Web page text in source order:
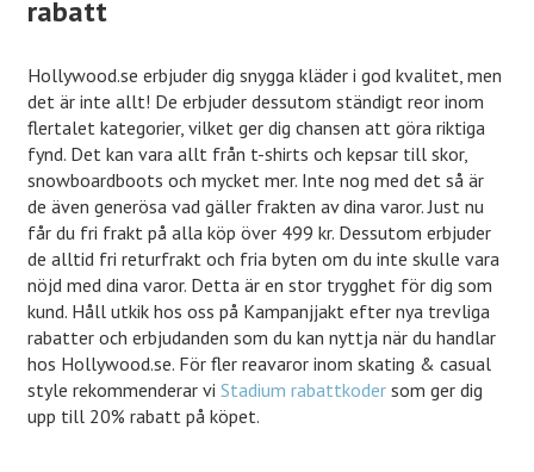
rabatt
Hollywood.se erbjuder dig snygga kläder i god kvalitet, men
det är inte allt! De erbjuder dessutom ständigt reor inom
flertalet kategorier, vilket ger dig chansen att göra riktiga
fynd. Det kan vara allt från t-shirts och kepsar till skor,
snowboardboots och mycket mer. Inte nog med det så är
de även generösa vad gäller frakten av dina varor. Just nu
får du fri frakt på alla köp över 499 kr. Dessutom erbjuder
de alltid fri returfrakt och fria byten om du inte skulle vara
nöjd med dina varor. Detta är en stor trygghet för dig som
kund. Håll utkik hos oss på Kampanjjakt efter nya trevliga
rabatter och erbjudanden som du kan nyttja när du handlar
hos Hollywood.se. För fler reavaror inom skating & casual
style rekommenderar viStadium rabattkoder som ger dig
upp till 20% rabatt på köpet.